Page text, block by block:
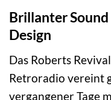
Brillanter
Design
Das Roberts
Retroradio vereint
vergangener Tage